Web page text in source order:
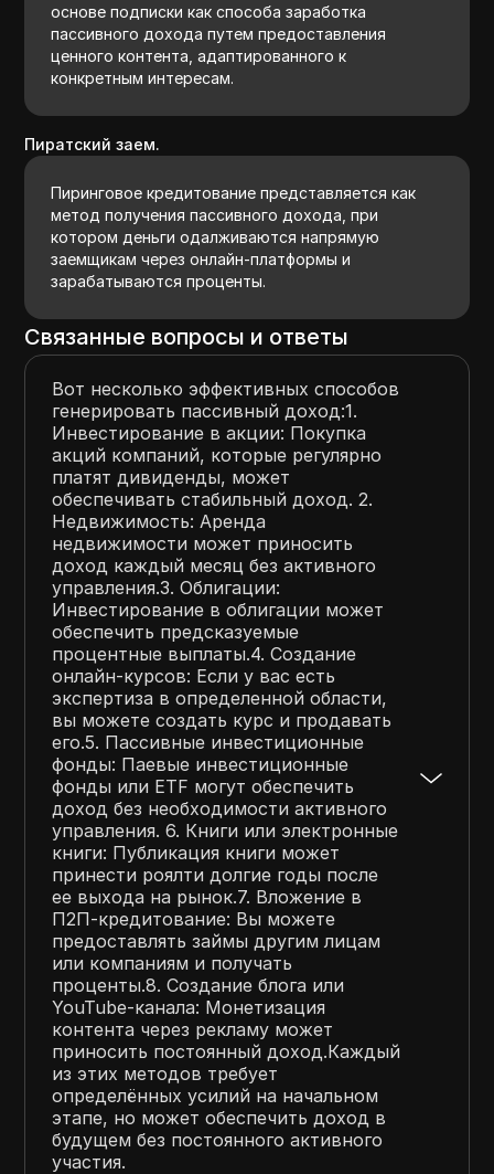
основе подписки как способа заработка
пассивного дохода путем предоставления
ценного контента, адаптированного к
конкретным интересам.
Пиратский заем.
Пиринговое кредитование представляется как
метод получения пассивного дохода, при
котором деньги одалживаются напрямую
заемщикам через онлайн-платформы и
зарабатываются проценты.
Связанные вопросы и ответы
Вот несколько эффективных способов
генерировать пассивный доход:1.
Инвестирование в акции: Покупка
акций компаний, которые регулярно
платят дивиденды, может
обеспечивать стабильный доход. 2.
Недвижимость: Аренда
недвижимости может приносить
доход каждый месяц без активного
управления.3. Облигации:
Инвестирование в облигации может
обеспечить предсказуемые
процентные выплаты.4. Создание
онлайн-курсов: Если у вас есть
экспертиза в определенной области,
вы можете создать курс и продавать
его.5. Пассивные инвестиционные
фонды: Паевые инвестиционные
фонды или ETF могут обеспечить
доход без необходимости активного
управления. 6. Книги или электронные
книги: Публикация книги может
принести роялти долгие годы после
ее выхода на рынок.7. Вложение в
П2П-кредитование: Вы можете
предоставлять займы другим лицам
или компаниям и получать
проценты.8. Создание блога или
YouTube-канала: Монетизация
контента через рекламу может
приносить постоянный доход.Каждый
из этих методов требует
определённых усилий на начальном
этапе, но может обеспечить доход в
будущем без постоянного активного
участия.